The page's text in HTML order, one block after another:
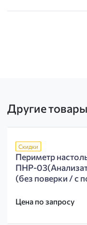
Другие товары
Скидки
Периметр
ПНР-
(без поверки / с
Цена по запросу